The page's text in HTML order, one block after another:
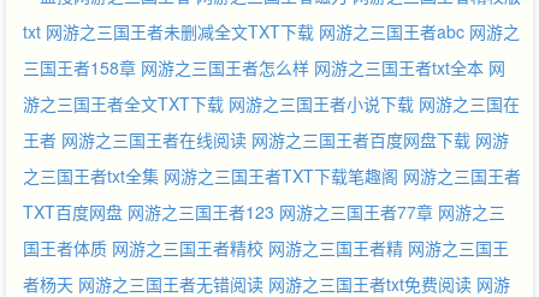
txt 网游之三国王者未删减全文TXT下载 网游之三国王者abc 网游之
三国王者158章 网游之三国王者怎么样 网游之三国王者txt全本 网
游之三国王者全文TXT下载 网游之三国王者小说下载 网游之三国在
王者 网游之三国王者在线阅读 网游之三国王者百度网盘下载 网游
之三国王者txt全集 网游之三国王者TXT下载笔趣阁 网游之三国王者
TXT百度网盘 网游之三国王者123 网游之三国王者77章 网游之三
国王者体质 网游之三国王者精校 网游之三国王者精 网游之三国王
者杨天 网游之三国王者无错阅读 网游之三国王者txt免费阅读 网游